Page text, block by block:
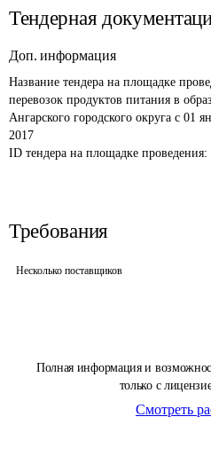
Полная информация и
только с
Смотреть
Тендерная
Доп. информация
Название тендера на площадке
перевозок продуктов питания в
Ангарского городского округа с 01
2017
ID тендера на площадке проведения:
Требования
Несколько поставщиков